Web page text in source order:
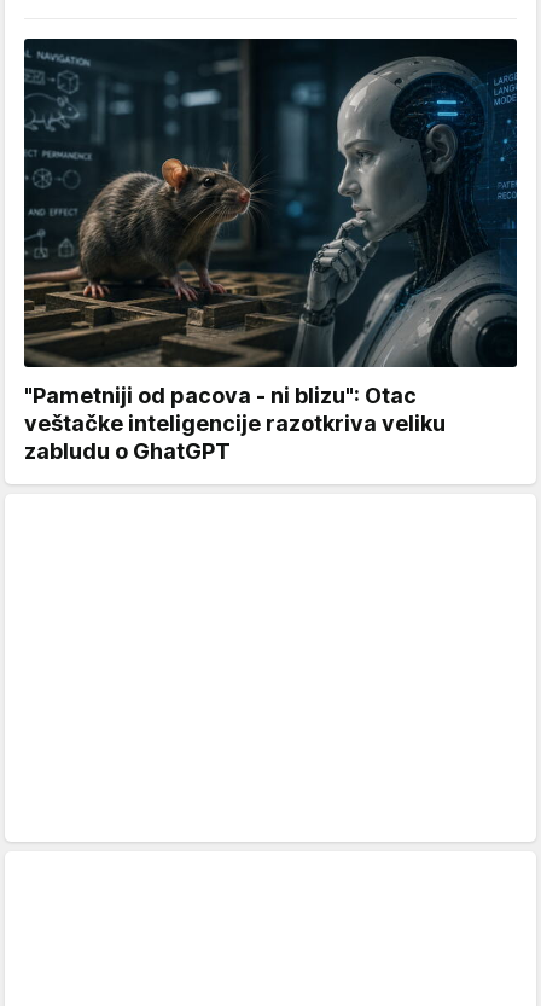
"Pametniji od pacova - ni blizu": Otac
veštačke inteligencije razotkriva veliku
zabludu o GhatGPT